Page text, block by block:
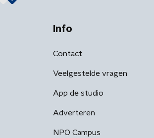
Info
Contact
Veelgestelde vragen
App de studio
Adverteren
NPO Campus